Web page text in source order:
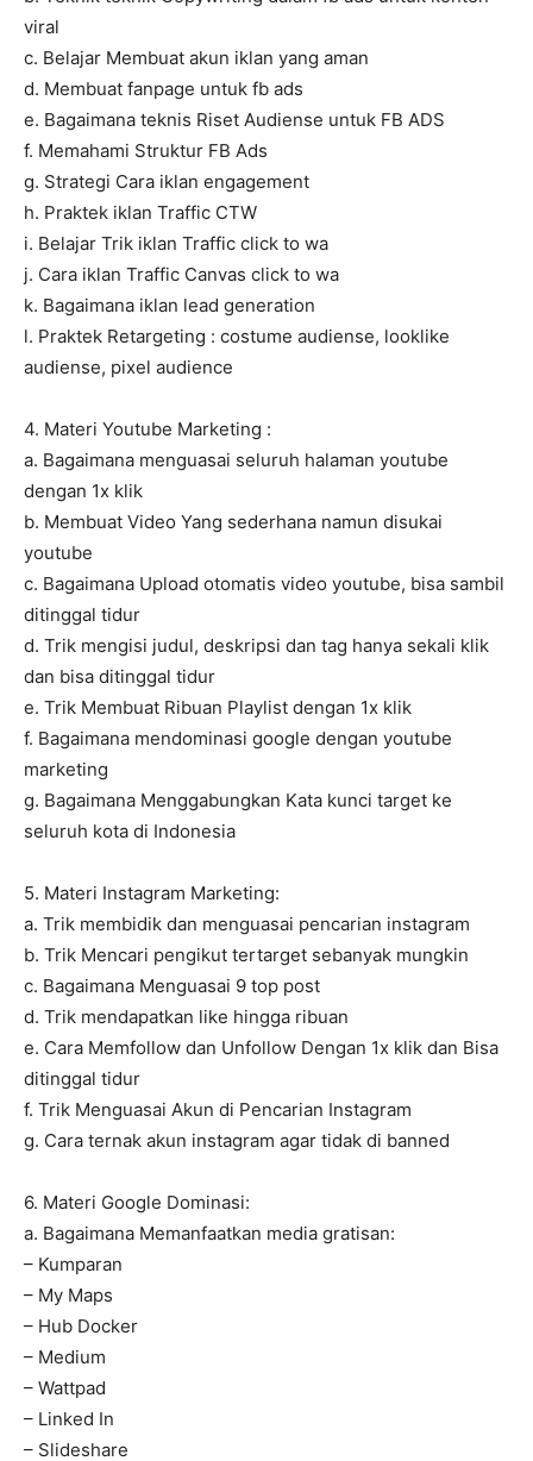
viral
c. Belajar Membuat akun iklan yang aman
d. Membuat fanpage untuk fb ads
e. Bagaimana teknis Riset Audiense untuk FB ADS
f. Memahami Struktur FB Ads
g. Strategi Cara iklan engagement
h. Praktek iklan Traffic CTW
i. Belajar Trik iklan Traffic click to wa
j. Cara iklan Traffic Canvas click to wa
k. Bagaimana iklan lead generation
l. Praktek Retargeting : costume audiense, looklike
audiense, pixel audience
4. Materi Youtube Marketing :
a. Bagaimana menguasai seluruh halaman youtube
dengan 1x klik
b. Membuat Video Yang sederhana namun disukai
youtube
c. Bagaimana Upload otomatis video youtube, bisa sambil
ditinggal tidur
d. Trik mengisi judul, deskripsi dan tag hanya sekali klik
dan bisa ditinggal tidur
e. Trik Membuat Ribuan Playlist dengan 1x klik
f. Bagaimana mendominasi google dengan youtube
marketing
g. Bagaimana Menggabungkan Kata kunci target ke
seluruh kota di Indonesia
5. Materi Instagram Marketing:
a. Trik membidik dan menguasai pencarian instagram
b. Trik Mencari pengikut tertarget sebanyak mungkin
c. Bagaimana Menguasai 9 top post
d. Trik mendapatkan like hingga ribuan
e. Cara Memfollow dan Unfollow Dengan 1x klik dan Bisa
ditinggal tidur
f. Trik Menguasai Akun di Pencarian Instagram
g. Cara ternak akun instagram agar tidak di banned
6. Materi Google Dominasi:
a. Bagaimana Memanfaatkan media gratisan:
– Kumparan
– My Maps
– Hub Docker
– Medium
– Wattpad
– Linked In
– Slideshare